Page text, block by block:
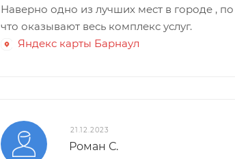
Наверно одно из лучших мест в городе ,
что оказывают весь комплекс услуг.
Яндекс карты Барнаул
21.12.2023
Роман С.